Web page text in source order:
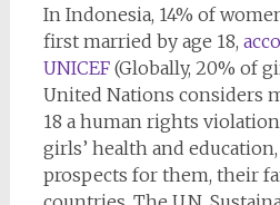
In Indonesia, 14% of
first married by age 18,
UNICEF(Globally, 20% of
United Nations considers
18 a human rights
girls’ health and
prospects for them, their